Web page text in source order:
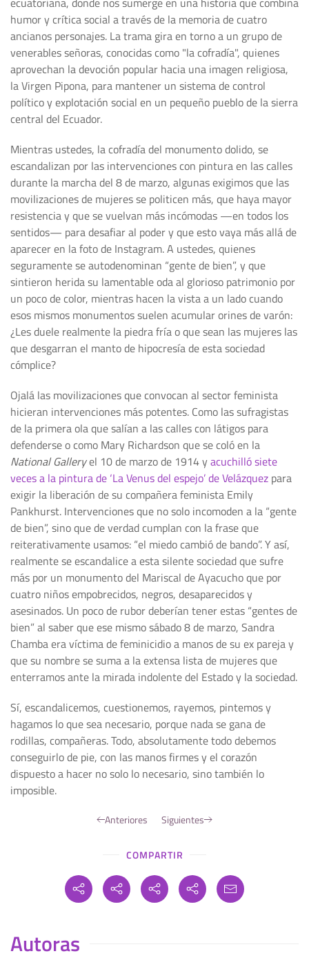
humor y crítica social a través de la memoria de cuatro
ancianos personajes. La trama gira en torno a un grupo de
venerables señoras, conocidas como "la cofradía", quienes
aprovechan la devoción popular hacia una imagen religiosa,
la Virgen Pipona, para mantener un sistema de control
político y explotación social en un pequeño pueblo de la sierra
central del Ecuador.
Mientras ustedes, la cofradía del monumento dolido, se
escandalizan por las intervenciones con pintura en las calles
durante la marcha del 8 de marzo, algunas exigimos que las
movilizaciones de mujeres se politicen más, que haya mayor
resistencia y que se vuelvan más incómodas —en todos los
sentidos— para desafiar al poder y que esto vaya más allá de
aparecer en la foto de Instagram. A ustedes, quienes
seguramente se autodenominan “gente de bien”, y que
sintieron herida su lamentable oda al glorioso patrimonio por
un poco de color, mientras hacen la vista a un lado cuando
esos mismos monumentos suelen acumular orines de varón:
¿Les duele realmente la piedra fría o que sean las mujeres las
que desgarran el manto de hipocresía de esta sociedad
cómplice?
Ojalá las movilizaciones que convocan al sector feminista
hicieran intervenciones más potentes. Como las sufragistas
de la primera ola que salían a las calles con látigos para
defenderse o como Mary Richardson que se coló en la
National Galleryel 10 de marzo de 1914 yacuchilló siete
veces a la pintura de ‘La Venus del espejo’ de Velázquez para
exigir la liberación de su compañera feminista Emily
Pankhurst. Intervenciones que no solo incomoden a la “gente
de bien”, sino que de verdad cumplan con la frase que
reiterativamente usamos: “el miedo cambió de bando”. Y así,
realmente se escandalice a esta silente sociedad que sufre
más por un monumento del Mariscal de Ayacucho que por
cuatro niños empobrecidos, negros, desaparecidos y
asesinados. Un poco de rubor deberían tener estas “gentes de
bien” al saber que ese mismo sábado 8 de marzo, Sandra
Chamba era víctima de feminicidio a manos de su ex pareja y
que su nombre se suma a la extensa lista de mujeres que
enterramos ante la mirada indolente del Estado y la sociedad.
Sí, escandalicemos, cuestionemos, rayemos, pintemos y
hagamos lo que sea necesario, porque nada se gana de
rodillas, compañeras. Todo, absolutamente todo debemos
conseguirlo de pie, con las manos firmes y el corazón
dispuesto a hacer no solo lo necesario, sino también lo
imposible.
Anteriores Siguientes
COMPARTIR
Autoras